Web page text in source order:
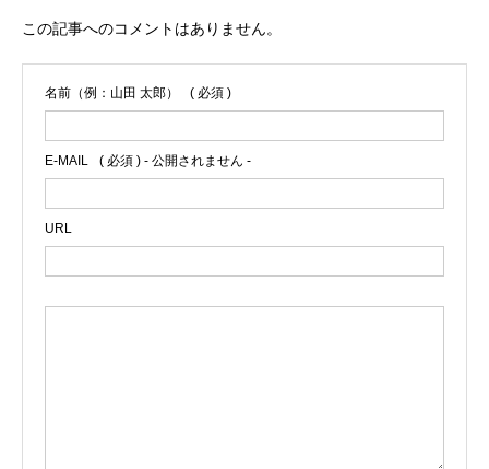
この記事へのコメントはありません。
名前（例：山田 太郎） ( 必須 )
E-MAIL ( 必須 ) - 公開されません -
URL